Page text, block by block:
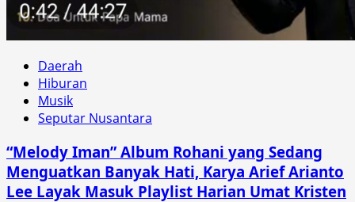
Daerah
Hiburan
Musik
Seputar Nusantara
“Melody Iman” Album Rohani yang Sedang
Menguatkan Banyak Hati, Karya Arief Arianto
Lee Layak Masuk Playlist Harian Umat Kristen